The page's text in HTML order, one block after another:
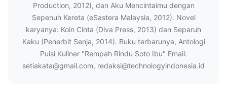
Production, 2012), dan Aku Mencintaimu dengan
Sepenuh Kereta (eSastera Malaysia, 2012). Novel
karyanya: Koin Cinta (Diva Press, 2013) dan Separuh
Kaku (Penerbit Senja, 2014). Buku terbarunya, Antologi
Puisi Kuliner "Rempah Rindu Soto Ibu" Email:
setiakata@gmail.com, redaksi@technologyindonesia.id